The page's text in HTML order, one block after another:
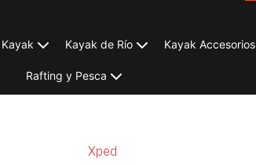
Kayak de Río Kayak Accesorios
Rafting y Pesca
Xped